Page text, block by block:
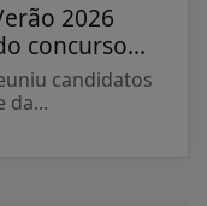
2026
concurso...
candidatos
da...